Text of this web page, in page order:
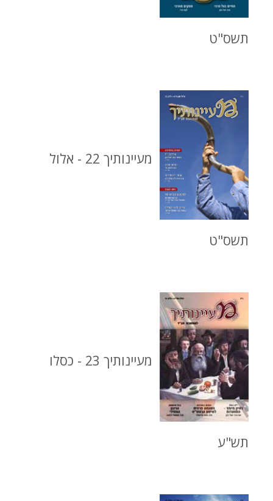
תשס"ט
מעיינותיך 22 - אלול
תשס"ט
מעיינותיך 23 - כסלו
תש"ע